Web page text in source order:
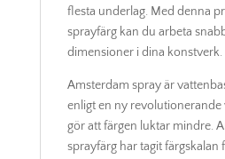
flesta underlag. Med denna
sprayfärg kan du arbeta
dimensioner i dina konstverk.
Amsterdam spray är
enligt en ny
gör att färgen luktar mindre.
sprayfärg har tagit färgskalan